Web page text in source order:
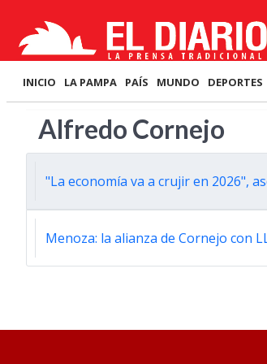
INICIO LA PAMPA PAÍS MUNDO DEPORTES
Alfredo Cornejo
"La economía va a crujir en 2026",
Menoza: la alianza de Cornejo con